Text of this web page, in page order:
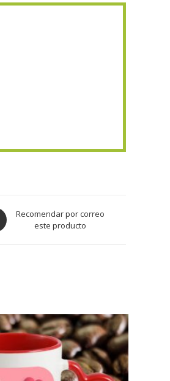
Recomendar por correo
este producto